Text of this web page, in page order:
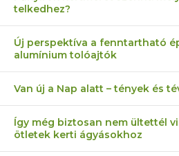
AZ ÖNELLÁTÁS 13
KEZDŐKNEK
6 LEGJOBB NÖVÉNY
ELLEN
FÉLREÉRTETT
TÉRKŐ ÉS MURVA
AKI ELDOBÁLJA A
AZ EGY KÖ…
MÁRPEDIG A
telkedhez?
Új perspektíva a fenntartható
alumínium tolóajtók
Van új a Nap alatt – tények és
Így még biztosan nem ültettél
ötletek kerti ágyásokhoz